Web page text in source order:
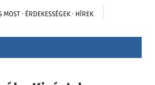
MOST · ÉRDEKESSÉGEK · HÍREK